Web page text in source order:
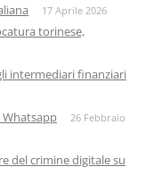
17 Aprile 2026
torinese,
intermediari finanziari
Whatsapp
26 Febbraio
del crimine digitale su